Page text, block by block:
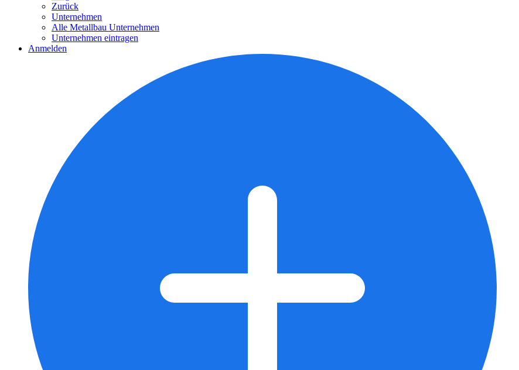
Zurück
Unternehmen
Alle Metallbau Unternehmen
Unternehmen eintragen
Anmelden